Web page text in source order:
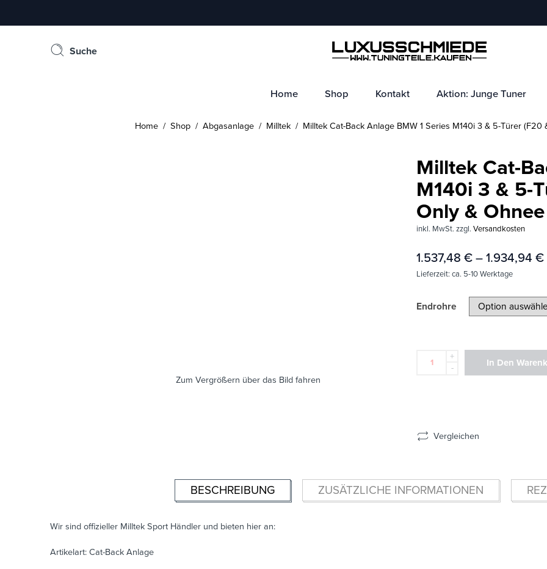
Suche
Home Shop Kontakt Aktion: Junge Tuner
Home/ Shop/ Abgasanlage/ Milltek/ Milltek Cat-Back Anlage BMW 1 Series M140i 3 & 5-Türer (F20
Zum Vergrößern über das Bild fahren
Milltek Cat-
M140i 3 & 5-
Only &
inkl. MwSt. zzgl. Versandkosten
1.537,48 € – 1.934,94 €
Lieferzeit: ca. 5-10 Werktage
Endrohre
+
-
In Den
Vergleichen
BESCHREIBUNG ZUSÄTZLICHE INFORMATIONEN
Wir sind offizieller Milltek Sport Händler und bieten hier an:
Artikelart: Cat-Back Anlage